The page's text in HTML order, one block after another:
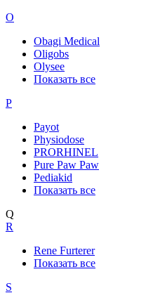
O
Obagi Medical
Oligobs
Olysee
Показать все
P
Payot
Physiodose
PRORHINEL
Pure Paw Paw
Pediakid
Показать все
Q
R
Rene Furterer
Показать все
S